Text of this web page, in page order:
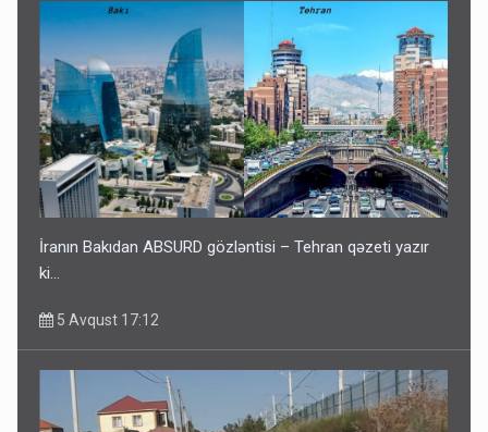
İranın Bakıdan ABSURD gözləntisi – Tehran qəzeti yazır
ki…
5 Avqust 17:12